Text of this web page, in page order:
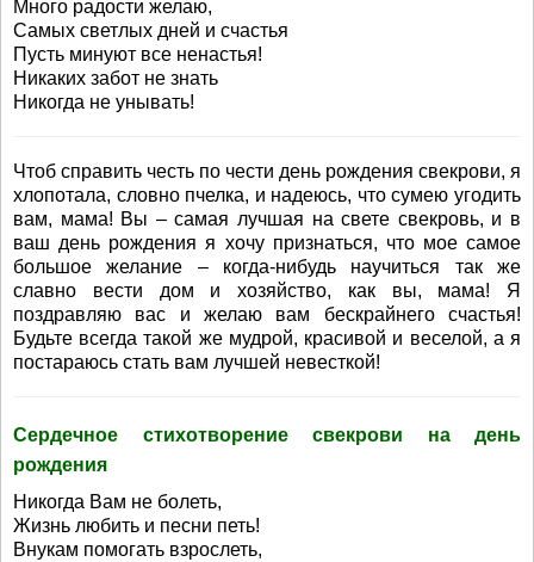
Много радости желаю,
Самых светлых дней и счастья
Пусть минуют все ненастья!
Никаких забот не знать
Никогда не унывать!
Чтоб справить честь по чести день рождения свекрови, я
хлопотала, словно пчелка, и надеюсь, что сумею угодить
вам, мама! Вы – самая лучшая на свете свекровь, и в
ваш день рождения я хочу признаться, что мое самое
большое желание – когда-нибудь научиться так же
славно вести дом и хозяйство, как вы, мама! Я
поздравляю вас и желаю вам бескрайнего счастья!
Будьте всегда такой же мудрой, красивой и веселой, а я
постараюсь стать вам лучшей невесткой!
Сердечное стихотворение свекрови на день
рождения
Никогда Вам не болеть,
Жизнь любить и песни петь!
Внукам помогать взрослеть,